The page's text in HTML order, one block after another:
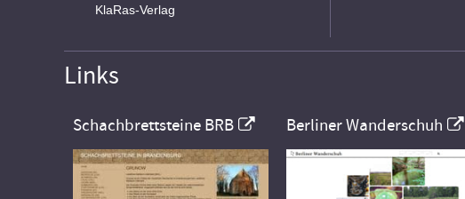
KlaRas-Verlag
Links
Schachbrettsteine BRB Berliner Wanderschuh